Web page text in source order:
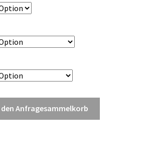
den Anfragesammelkorb